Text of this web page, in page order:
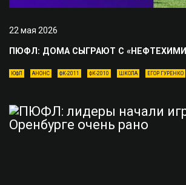
22 мая 2026
ПЮФЛ: ДОМА СЫГРАЮТ С
ЮФЛ АНОНС ФК-2011 ФК-2010 ШКОЛА ЕГОР ГУРЕНКО